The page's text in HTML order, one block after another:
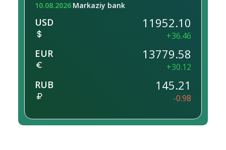
10.08.2026 Markaziy bank
USD 11952.10
+36.46
EUR 13779.58
+30.12
RUB 145.21
-0.98